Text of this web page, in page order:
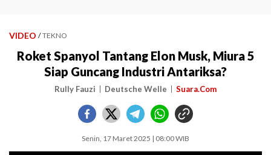
VIDEO / TEKNO
Roket Spanyol Tantang Elon Musk, Miura 5
Siap Guncang Industri Antariksa?
Rully Fauzi Deutsche Welle Suara.Com
Senin, 17 Maret 2025 | 08:00 WIB